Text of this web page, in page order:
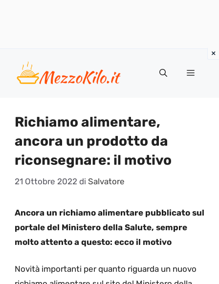
contenuto
Menu
Richiamo alimentare,
ancora un prodotto da
riconsegnare: il motivo
21 Ottobre 2022 di Salvatore
Ancora un richiamo alimentare pubblicato sul
portale del Ministero della Salute, sempre
molto attento a questo: ecco il motivo
Novità importanti per quanto riguarda un nuovo